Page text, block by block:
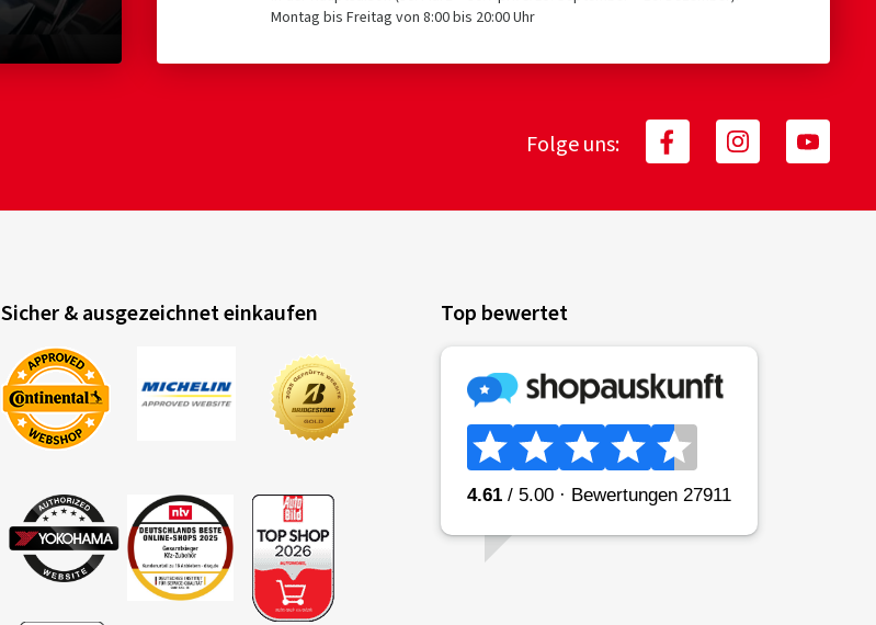
Montag bis Freitag von 8:00 bis 20:00 Uhr
Folge uns:
Sicher & ausgezeichnet einkaufen Top bewertet